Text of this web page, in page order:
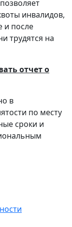
инвалидов,
и после
трудятся на
отчет о
в
по месту
сроки и